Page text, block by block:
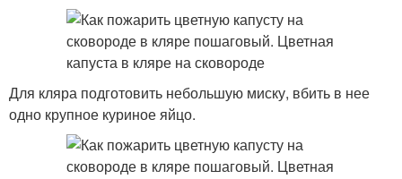
Для кляра подготовить небольшую миску, вбить в нее
одно крупное куриное яйцо.